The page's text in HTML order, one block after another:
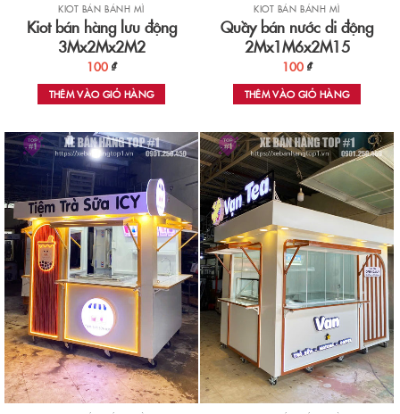
KIOT BÁN BÁNH MÌ
Kiot bán hàng lưu động
3Mx2Mx2M2
100 ₫
THÊM VÀO GIỎ HÀNG
KIOT BÁN BÁNH MÌ
Quầy bán nước di động
2Mx1M6x2M15
100 ₫
THÊM VÀO GIỎ HÀNG